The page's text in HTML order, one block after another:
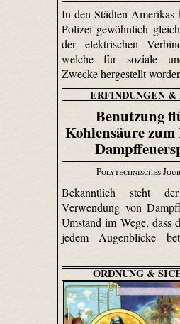
In den Städten Amerikas
Polizei gewöhnlich
der elektrischen
welche für soziale
Zwecke hergestellt
ERFINDUNGEN &
Benutzung
Kohlensäure
Polytechnisches
Bekanntlich steht der
Verwendung von
Umstand im Wege, dass
jedem Augenblicke
ORDNUNG &